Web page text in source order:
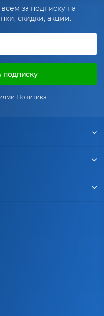
за подписку на
скидки, акции.
Политика